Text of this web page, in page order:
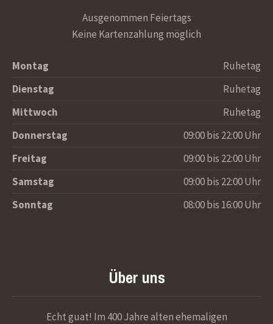
Ausgenommen Feiertags
Keine Kartenzahlung möglich
Montag
Ruhetag
Dienstag
Ruhetag
Mittwoch
Ruhetag
Donnerstag
09:00 bis 22:00 Uhr
Freitag
09:00 bis 22:00 Uhr
Samstag
09:00 bis 22:00 Uhr
Sonntag
08:00 bis 16:00 Uhr
Über uns
Echt guat! Im 400 Jahre alten ehemaligen